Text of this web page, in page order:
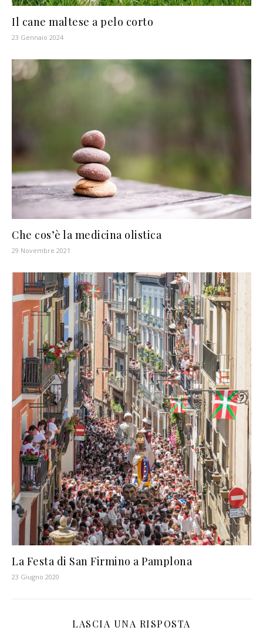
Il cane maltese a pelo corto
23 Gennaio 2024
Che cos’è la medicina olistica
29 Novembre 2021
La Festa di San Firmino a Pamplona
23 Giugno 2020
LASCIA UNA RISPOSTA